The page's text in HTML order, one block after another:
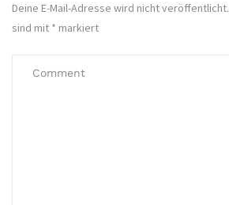
Deine E-Mail-Adresse wird nicht veröffentlicht.
sind mit * markiert